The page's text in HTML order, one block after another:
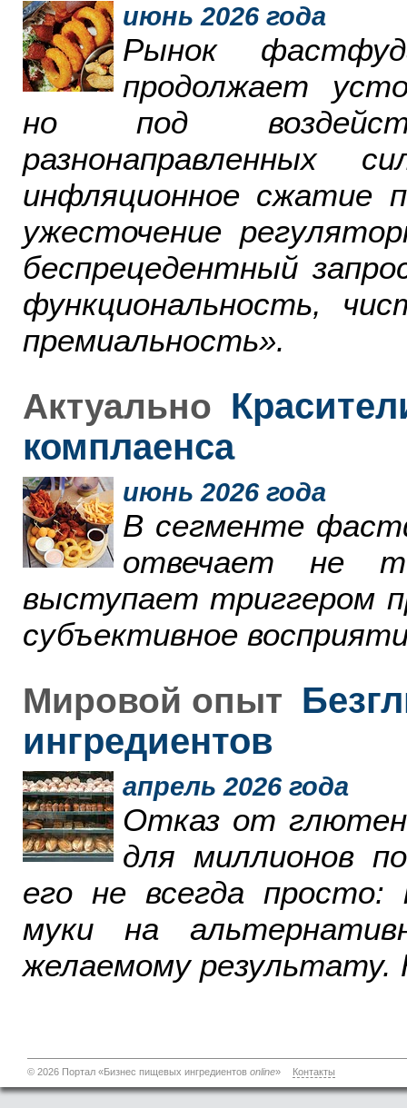
июнь 2026 года
Рынок
продолжает
но под
инфляционное сжатие
ужесточение
беспрецедентный
функциональность,
премиальность».
Актуально
комплаенса
июнь 2026 года
В сегменте
отвечает не
выступает триггером
субъективное
Мировой опыт
ингредиентов
апрель 2026 года
Отказ от
для миллионов
его не всегда просто:
муки на
желаемому результату.
© 2026 Портал «Бизнес пищевых ингредиентов online» Контакты